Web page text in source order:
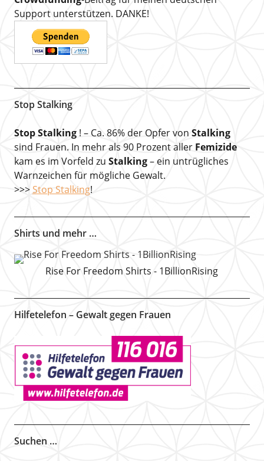
Support unterstützen. DANKE!
Stop Stalking
Stop Stalking! – Ca. 86% der Opfer von Stalking
sind Frauen. In mehr als 90 Prozent aller Femizide
kam es im Vorfeld zu Stalking– ein untrügliches
Warnzeichen für mögliche Gewalt.
>>>Stop Stalking!
Shirts und mehr …
Rise For Freedom Shirts - 1BillionRising
Hilfetelefon – Gewalt gegen Frauen
Suchen …